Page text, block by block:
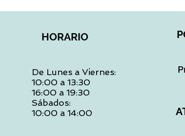
HORARIO
De Lunes a Viernes:
10:00 a 13:30
16:00 a 19:30
Sábados:
10:00 a 14:00